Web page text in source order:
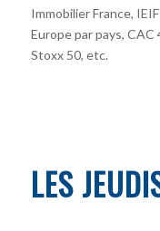
Immobilier France,
Europe par pays, CAC
Stoxx 50, etc.
LES